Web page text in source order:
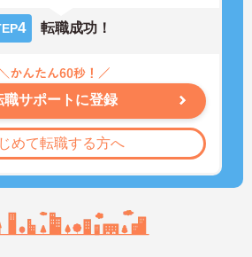
4 転職成功！
職サポートに登録
めて転職する方へ